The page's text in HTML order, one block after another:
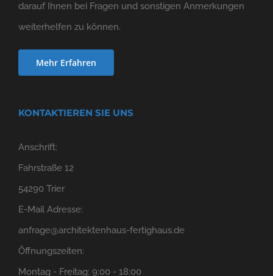
darauf Ihnen bei Fragen und sonstigen Anmerkungen
weiterhelfen zu können.
Mehr Erfahren
KONTAKTIEREN SIE UNS
Anschrift:
Fahrstraße 12
54290 Trier
E-Mail Adresse:
anfrage@architektenhaus-fertighaus.de
Öffnungszeiten:
Montag - Freitag: 9:00 - 18:00